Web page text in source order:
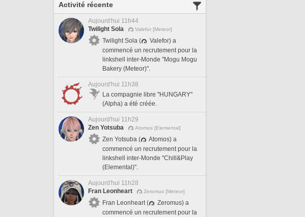
Activité récente
Aujourd'hui 11h44
Twilight Sola
Valefor [Meteor]
Twilight Sola (
Valefor) a
commencé un recrutement pour la
linkshell inter-Monde "Mogu Mogu
Bakery (Meteor)".
Aujourd'hui 11h38
La compagnie libre "HUNGARY"
(Alpha) a été créée.
Aujourd'hui 11h29
Zen Yotsuba
Atomos [Elemental]
Zen Yotsuba (
Atomos) a
commencé un recrutement pour la
linkshell inter-Monde "Chill&Play
(Elemental)".
Aujourd'hui 11h28
Fran Leonheart
Zeromus [Meteor]
Fran Leonheart (
Zeromus) a
commencé un recrutement pour la